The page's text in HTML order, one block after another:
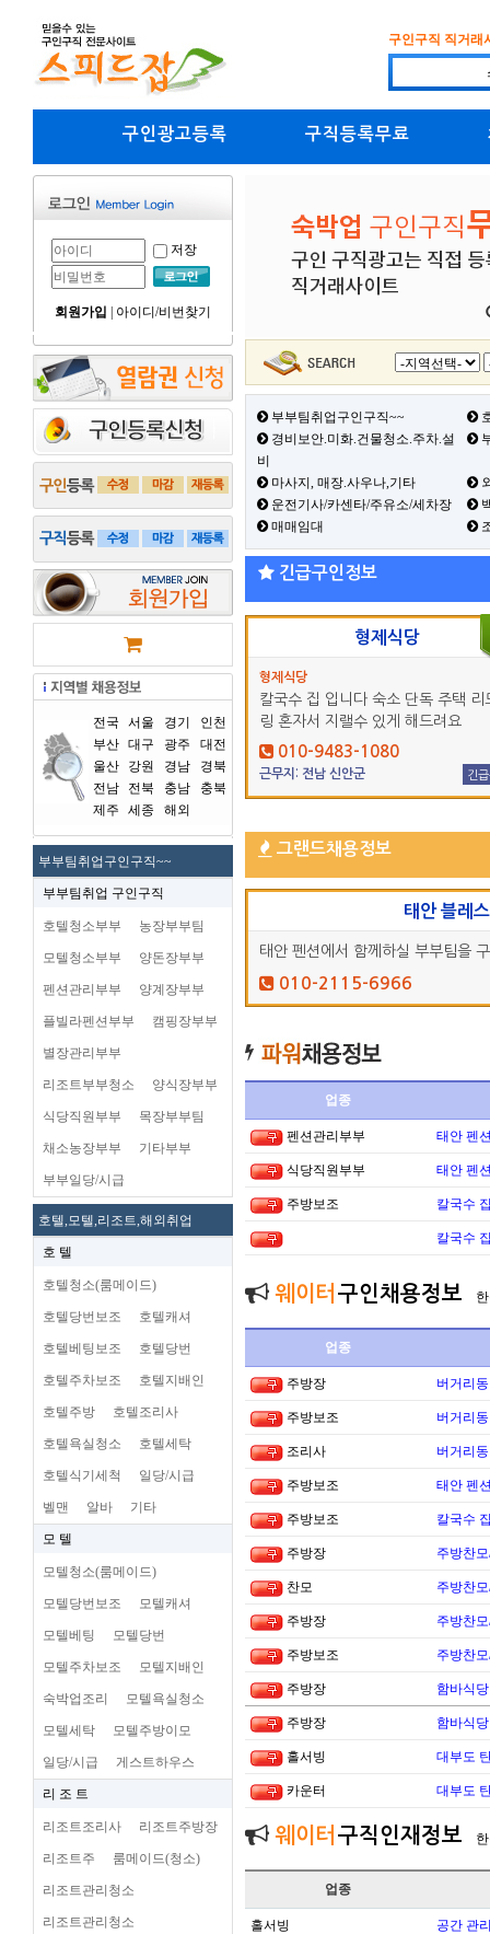
구인구직 직거래
구인광고등록 구직등록무료
저장
회원가입 아이디/비번찾기
전국 서울 경기
인천
부산 대구 광주
대전
울산
강원 경남
경북
전남
전북 충남
충북
제주
세종 해외
부부팀취업구인구직~~
부부팀취업 구인구직
호텔청소부부 농장부부팀
모텔청소부부 양돈장부부
펜션관리부부 양계장부부
플빌라펜션부부 캠핑장부부
별장관리부부
리조트부부청소 양식장부부
식당직원부부 목장부부팀
채소농장부부 기타부부
부부일당/시급
호텔,모텔,리조트,해외취업
호 텔
호텔청소(룸메이드)
호텔당번보조 호텔캐셔
호텔베팅보조 호텔당번
호텔주차보조 호텔지배인
호텔주방 호텔조리사
호텔욕실청소 호텔세탁
호텔식기세척 일당/시급
벨맨 알바 기타
모 텔
모텔청소(룸메이드)
모텔당번보조 모텔캐셔
모텔베팅 모텔당번
모텔주차보조 모텔지배인
숙박업조리 모텔욕실청소
모텔세탁 모텔주방이모
일당/시급 게스트하우스
리 조 트
리조트조리사 리조트주방장
리조트주 룸메이드(청소)
리조트관리청소
리조트관리청소
부부팀취업구인구직~~
경비보안.미화.건물청소.주차.설
비
마사지, 매장.사우나,기타
운전기사/카센타/주유소/세차장
매매임대
긴급구인정보
형제식당
형제식당
칼국수 집 입니다 숙소 단독 주택 리
링 혼자서 지랠수 있게 해드려요
010-9483-1080
근무지: 전남 신안군 긴
그랜드채용정보
태안 블레
태안 펜션에서 함께하실 부부팀을
010-2115-6966
업종
펜션관리부부 태안 펜
식당직원부부 태안 펜
주방보조 칼국수
칼국수
웨이터 구인채용정보
업종
주방장 버거리
주방보조 버거리
조리사 버거리
주방보조 태안 펜
주방보조 칼국수
주방장 주방찬
찬모 주방찬
주방장 주방찬
주방보조 주방찬
주방장 함바식
주방장 함바식
홀서빙 대부도
카운터 대부도
웨이터 구직인재정보
업종
홀서빙 공간 관